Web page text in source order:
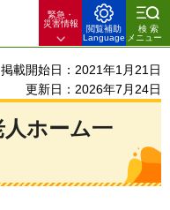
緊急・
災害情報
閲覧補助
Language
検索
メニュー
掲載開始日：2021年1月21日
更新日：2026年7月24日
ホーム一